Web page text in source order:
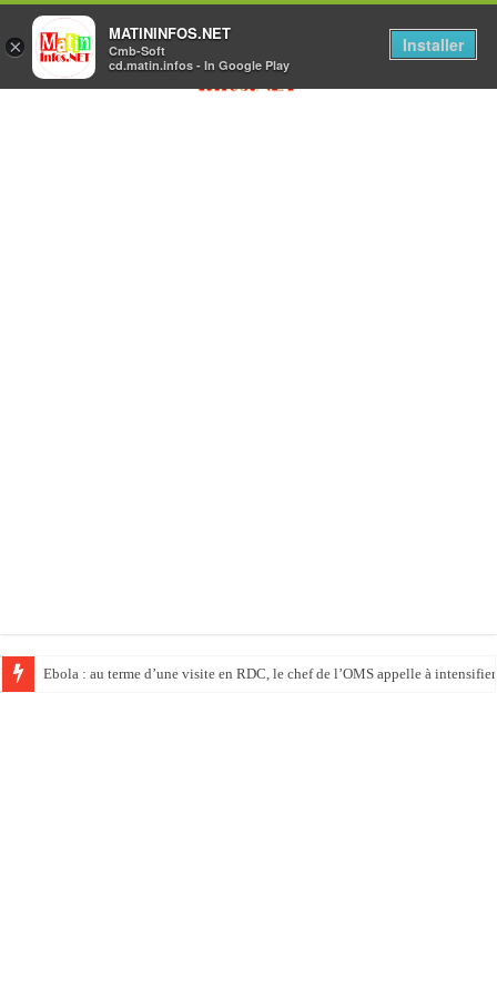
Ebola : au terme d’une visite en RDC, le chef de l’OMS appelle à
×
MATININFOS.NET
Cmb-Soft
cd.matin.infos - In Google Play
Installer